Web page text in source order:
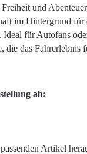
und
im Hintergrund für
Ideal für Autofans
die das Fahrerlebnis
ab:
Artikel